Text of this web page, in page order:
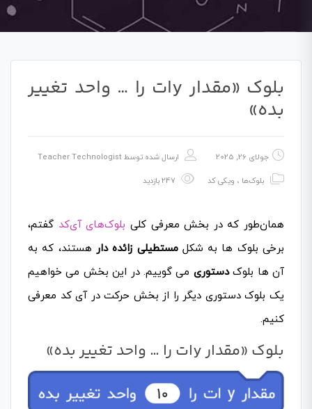
بلوک «مقدار yات را … واحد تغییر
بده»
جولای 26, 2025 ارسال شده توسط Teacher Technologist
بلوک‌ها ، ویکی کد
همان‌طور که در بخش معرفی کلی بلوک‌های آی‌کد گفتم،
برخی بلوک ها به شکلمستطیلی زائده دار هستند، که به
آن ها بلوکدستوری می گوییم. در این بخش می خواهیم
یک بلوک دستوری دیگر را از بخش حرکت در آی کد معرفی
کنیم.
بلوک «مقدار yات را … واحد تغییر بده»